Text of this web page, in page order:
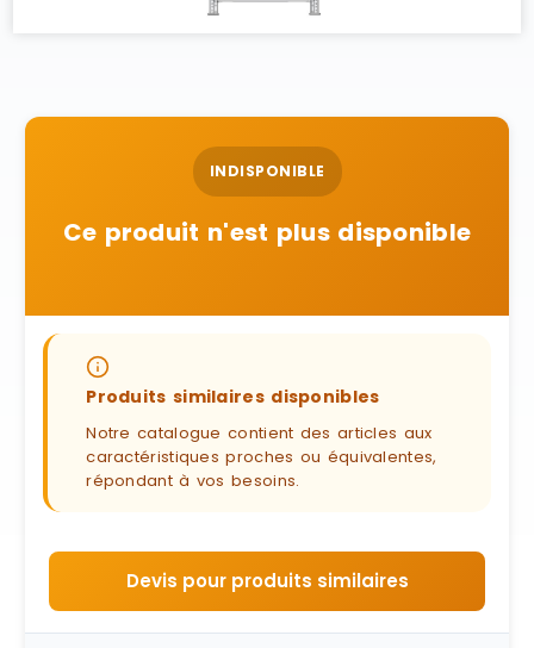
INDISPONIBLE
Ce produit n'est plus disponible
Produits similaires disponibles
Notre catalogue contient des articles aux
caractéristiques proches ou équivalentes,
répondant à vos besoins.
Devis pour produits similaires